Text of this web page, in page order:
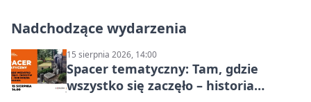
Nadchodzące wydarzenia
15 sierpnia 2026, 14:00
Spacer tematyczny: Tam, gdzie
wszystko się zaczęło – historia